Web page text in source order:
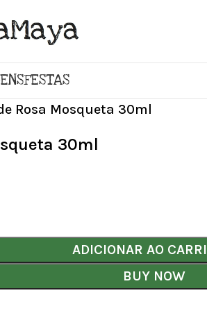
FESTAS
Rosa Mosqueta 30ml
30ml
ADICIONAR AO
BUY NOW